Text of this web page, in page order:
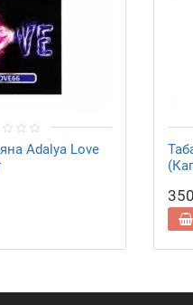
Adalya Love